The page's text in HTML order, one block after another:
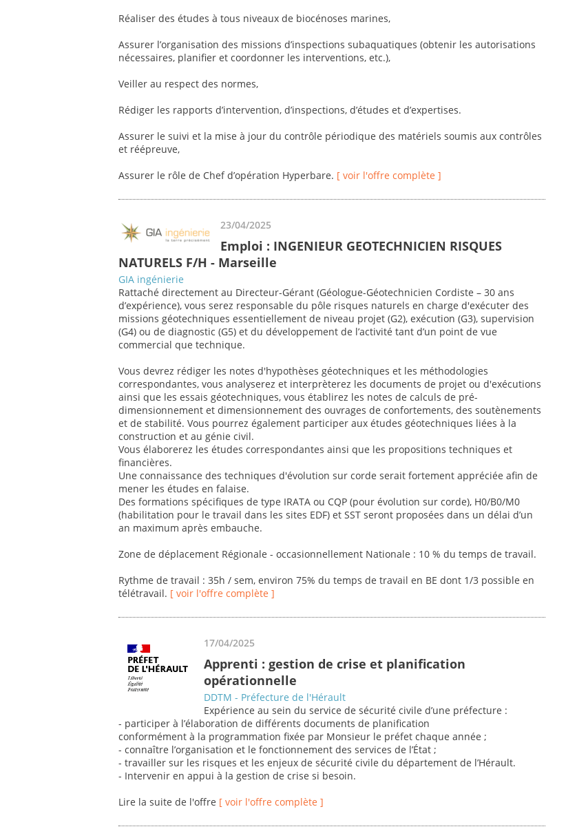
Réaliser des études à tous niveaux de biocénoses marines,
Assurer l’organisation des missions d’inspections subaquatiques (obtenir les autorisations
nécessaires, planifier et coordonner les interventions, etc.),
Veiller au respect des normes,
Rédiger les rapports d’intervention, d’inspections, d’études et d’expertises.
Assurer le suivi et la mise à jour du contrôle périodique des matériels soumis aux contrôles
et réépreuve,
Assurer le rôle de Chef d’opération Hyperbare. [ voir l'offre complète ]
23/04/2025
Emploi : INGENIEUR GEOTECHNICIEN RISQUES
NATURELS F/H - Marseille
GIA ingénierie
Rattaché directement au Directeur-Gérant (Géologue-Géotechnicien Cordiste – 30 ans
d’expérience), vous serez responsable du pôle risques naturels en charge d'exécuter des
missions géotechniques essentiellement de niveau projet (G2), exécution (G3), supervision
(G4) ou de diagnostic (G5) et du développement de l’activité tant d’un point de vue
commercial que technique.
Vous devrez rédiger les notes d'hypothèses géotechniques et les méthodologies
correspondantes, vous analyserez et interprèterez les documents de projet ou d'exécutions
ainsi que les essais géotechniques, vous établirez les notes de calculs de pré-
dimensionnement et dimensionnement des ouvrages de confortements, des soutènements
et de stabilité. Vous pourrez également participer aux études géotechniques liées à la
construction et au génie civil.
Vous élaborerez les études correspondantes ainsi que les propositions techniques et
financières.
Une connaissance des techniques d'évolution sur corde serait fortement appréciée afin de
mener les études en falaise.
Des formations spécifiques de type IRATA ou CQP (pour évolution sur corde), H0/B0/M0
(habilitation pour le travail dans les sites EDF) et SST seront proposées dans un délai d’un
an maximum après embauche.
Zone de déplacement Régionale - occasionnellement Nationale : 10 % du temps de travail.
Rythme de travail : 35h / sem, environ 75% du temps de travail en BE dont 1/3 possible en
télétravail. [ voir l'offre complète ]
17/04/2025
Apprenti : gestion de crise et planification
opérationnelle
DDTM - Préfecture de l'Hérault
Expérience au sein du service de sécurité civile d’une préfecture :
- participer à l’élaboration de différents documents de planification
conformément à la programmation fixée par Monsieur le préfet chaque année ;
- connaître l’organisation et le fonctionnement des services de l’État ;
- travailler sur les risques et les enjeux de sécurité civile du département de l’Hérault.
- Intervenir en appui à la gestion de crise si besoin.
Lire la suite de l'offre [ voir l'offre complète ]